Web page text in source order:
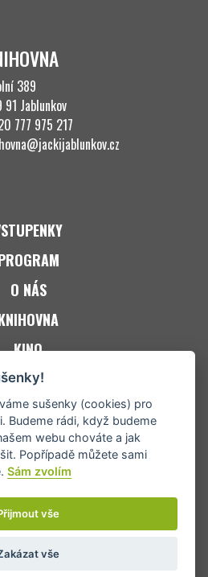
389
91 Jablunkov
777 975 217
O NÁS
KINO
JACKi
KONTAKT
informační centrum © Tvorba
sušenky (cookies) pro
Budeme rádi, když budeme
webu chováte a jak
Popřípadě můžete sami
Sám zvolím
vše
vše